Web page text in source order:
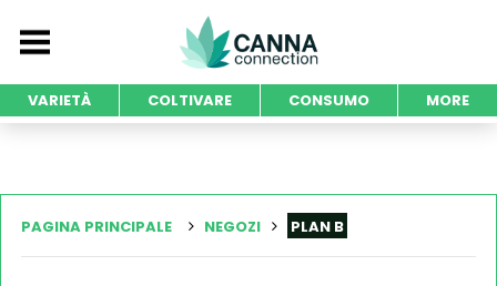
VARIETÀ COLTIVARE CONSUMO MORE
PAGINA PRINCIPALE NEGOZI PLAN B